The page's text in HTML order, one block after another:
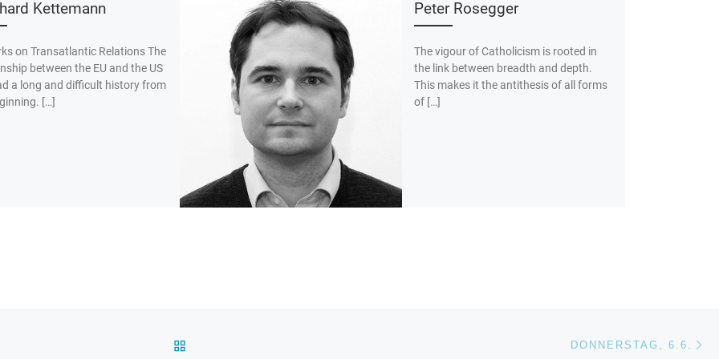
Kettemann
on Transatlantic Relations The
between the EU and the US
a long and difficult history from
[…]
Peter Rosegger
The vigour of Catholicism is rooted in
the link between breadth and depth.
This makes it the antithesis of all forms
of […]
DONNERSTAG, 6.6.